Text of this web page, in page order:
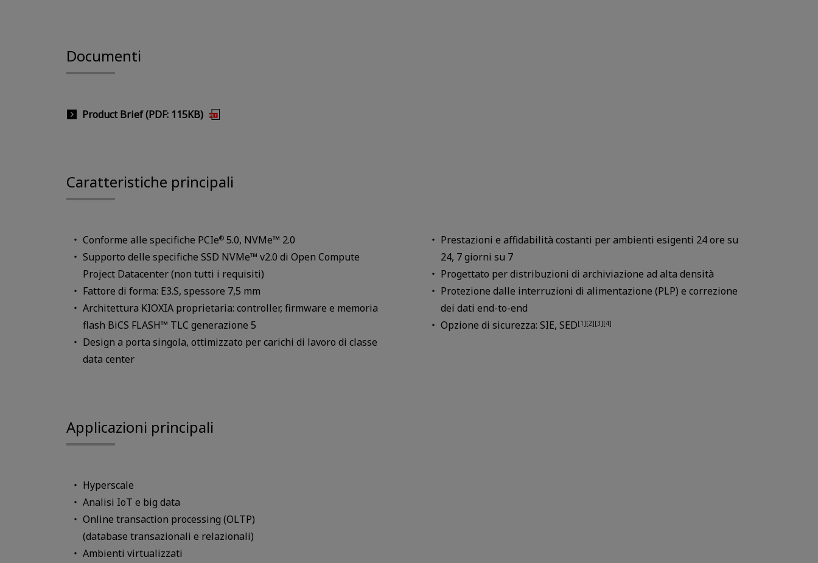
Documenti
Product Brief (PDF: 115KB)
Caratteristiche principali
Conforme alle specifiche PCIe® 5.0, NVMe™ 2.0
Supporto delle specifiche SSD NVMe™ v2.0 di Open Compute
Project Datacenter (non tutti i requisiti)
Fattore di forma: E3.S, spessore 7,5 mm
Architettura KIOXIA proprietaria: controller, firmware e memoria
flash BiCS FLASH™ TLC generazione 5
Design a porta singola, ottimizzato per carichi di lavoro di classe
data center
Prestazioni e affidabilità costanti per ambienti esigenti 24 ore su
24, 7 giorni su 7
Progettato per distribuzioni di archiviazione ad alta densità
Protezione dalle interruzioni di alimentazione (PLP) e correzione
dei dati end-to-end
Opzione di sicurezza: SIE, SED[1][2][3][4]
Applicazioni principali
Hyperscale
Analisi IoT e big data
Online transaction processing (OLTP)
(database transazionali e relazionali)
Ambienti virtualizzati